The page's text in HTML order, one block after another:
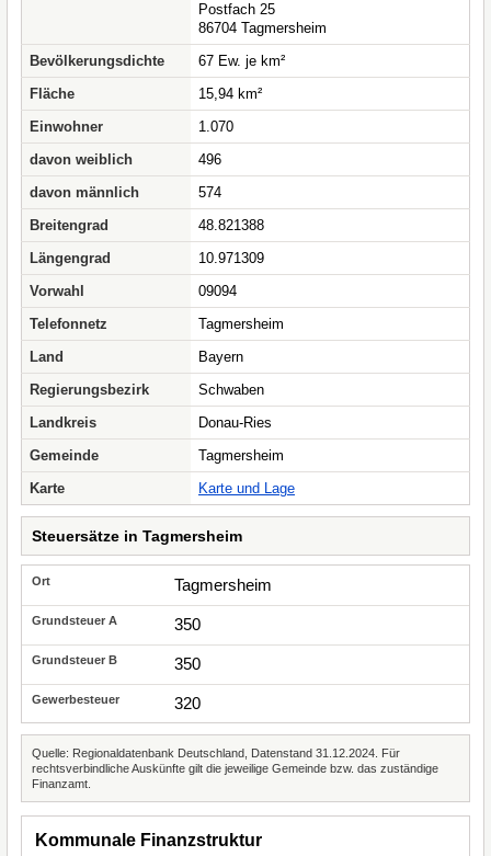
Postfach 25
86704 Tagmersheim
Bevölkerungsdichte
67 Ew. je km²
Fläche
15,94 km²
Einwohner
1.070
davon weiblich
496
davon männlich
574
Breitengrad
48.821388
Längengrad
10.971309
Vorwahl
09094
Telefonnetz
Tagmersheim
Land
Bayern
Regierungsbezirk
Schwaben
Landkreis
Donau-Ries
Gemeinde
Tagmersheim
Karte
Karte und Lage
Steuersätze in Tagmersheim
Tagmersheim
350
350
320
Quelle: Regionaldatenbank Deutschland, Datenstand 31.12.2024. Für
rechtsverbindliche Auskünfte gilt die jeweilige Gemeinde bzw. das zuständige
Finanzamt.
Kommunale Finanzstruktur